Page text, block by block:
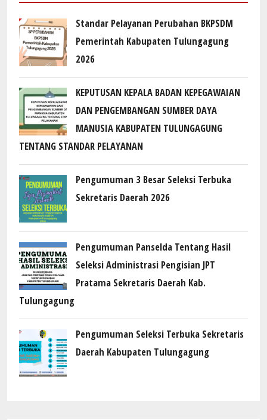
Standar Pelayanan Perubahan BKPSDM
Pemerintah Kabupaten Tulungagung
2026
KEPUTUSAN KEPALA BADAN KEPEGAWAIAN
DAN PENGEMBANGAN SUMBER DAYA
MANUSIA KABUPATEN TULUNGAGUNG
TENTANG STANDAR PELAYANAN
Pengumuman 3 Besar Seleksi Terbuka
Sekretaris Daerah 2026
Pengumuman Panselda Tentang Hasil
Seleksi Administrasi Pengisian JPT
Pratama Sekretaris Daerah Kab.
Tulungagung
Pengumuman Seleksi Terbuka Sekretaris
Daerah Kabupaten Tulungagung